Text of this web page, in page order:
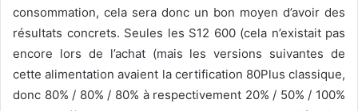
consommation, cela sera donc un bon moyen d’avoir des
résultats concrets. Seules les S12 600 (cela n’existait pas
encore lors de l’achat (mais les versions suivantes de
cette alimentation avaient la certification 80Plus classique,
donc 80% / 80% / 80% à respectivement 20% / 50% / 100%